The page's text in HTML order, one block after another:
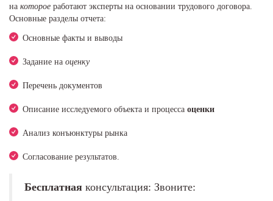
на которое работают эксперты на основании трудового договора.
Основные разделы отчета:
Основные факты и выводы
Задание на оценку
Перечень документов
Описание исследуемого объекта и процесса оценки
Анализ конъюнктуры рынка
Согласование результатов.
Бесплатная консультация: Звоните: